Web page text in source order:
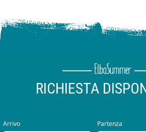
RICHIESTA
Arrivo Partenza